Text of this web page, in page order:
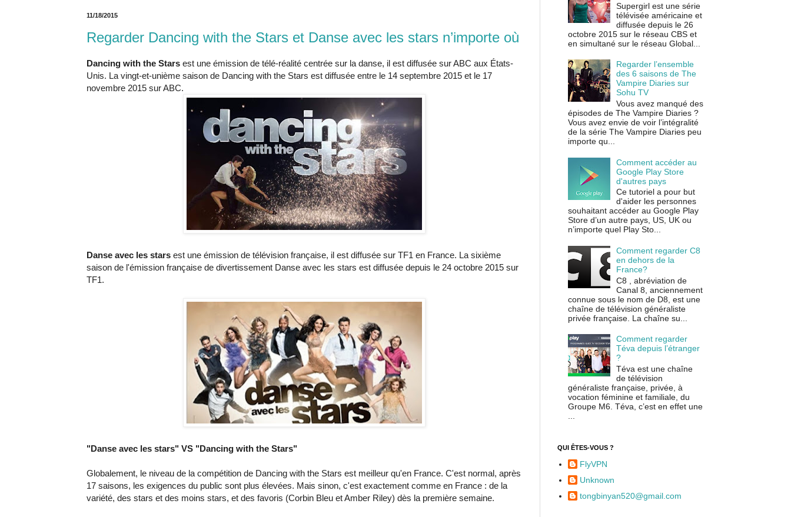
11/18/2015
Regarder Dancing with the Stars et Danse avec les stars n’importe où
Dancing with the Stars est une émission de télé-réalité centrée sur la danse, il est diffusée sur ABC aux États-
Unis. La vingt-et-unième saison de Dancing with the Stars est diffusée entre le 14 septembre 2015 et le 17
novembre 2015 sur ABC.
Danse avec les stars est une émission de télévision française, il est diffusée sur TF1 en France. La sixième
saison de l'émission française de divertissement Danse avec les stars est diffusée depuis le 24 octobre 2015 sur
TF1.
"Danse avec les stars" VS "Dancing with the Stars"
Globalement, le niveau de la compétition de Dancing with the Stars est meilleur qu'en France. C'est normal, après
17 saisons, les exigences du public sont plus élevées. Mais sinon, c'est exactement comme en France : de la
variété, des stars et des moins stars, et des favoris (Corbin Bleu et Amber Riley) dès la première semaine.
Supergirl est une série
télévisée américaine et
diffusée depuis le 26
octobre 2015 sur le réseau CBS et
en simultané sur le réseau Global...
Regarder l’ensemble
des 6 saisons de The
Vampire Diaries sur
Sohu TV
Vous avez manqué des
épisodes de The Vampire Diaries ?
Vous avez envie de voir l’intégralité
de la série The Vampire Diaries peu
importe qu...
Comment accéder au
Google Play Store
d'autres pays
Ce tutoriel a pour but
d'aider les personnes
souhaitant accéder au Google Play
Store d’un autre pays, US, UK ou
n’importe quel Play Sto...
Comment regarder C8
en dehors de la
France?
C8 , abréviation de
Canal 8, anciennement
connue sous le nom de D8, est une
chaîne de télévision généraliste
privée française. La chaîne su...
Comment regarder
Téva depuis l’étranger
?
Téva est une chaîne
de télévision
généraliste française, privée, à
vocation féminine et familiale, du
Groupe M6. Téva, c’est en effet une
QUI ÊTES-VOUS ?
FlyVPN
Unknown
tongbinyan520@gmail.com